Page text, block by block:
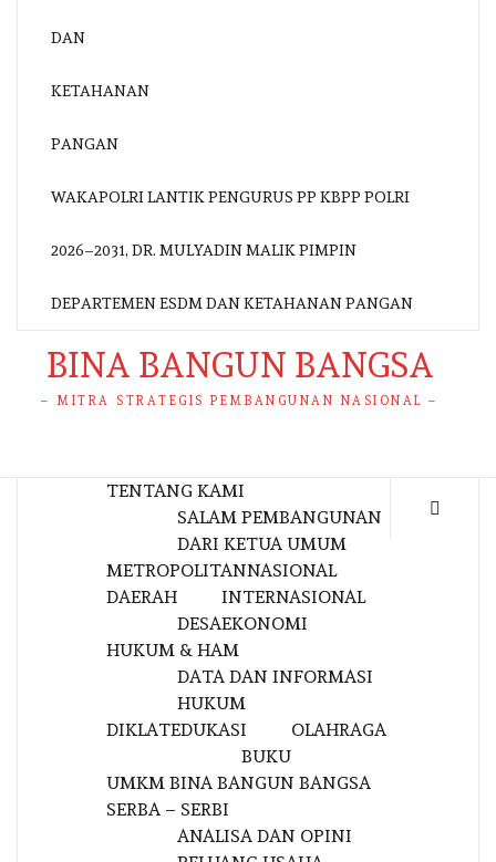
WAKAPOLRI LANTIK PENGURUS PP KBPP POLRI
2026–2031, DR. MULYADIN MALIK PIMPIN
DEPARTEMEN ESDM DAN KETAHANAN PANGAN
BINA BANGUN BANGSA
– MITRA STRATEGIS PEMBANGUNAN NASIONAL –
TENTANG KAMI
SALAM PEMBANGUNAN
DARI KETUA UMUM
METROPOLITANNASIONAL
DAERAH
DESA
INTERNASIONAL
EKONOMI
HUKUM & HAM
DATA DAN INFORMASI
HUKUM
DIKLATEDUKASI
BUKU
OLAHRAGA
UMKM BINA BANGUN BANGSA
SERBA – SERBI
ANALISA DAN OPINI